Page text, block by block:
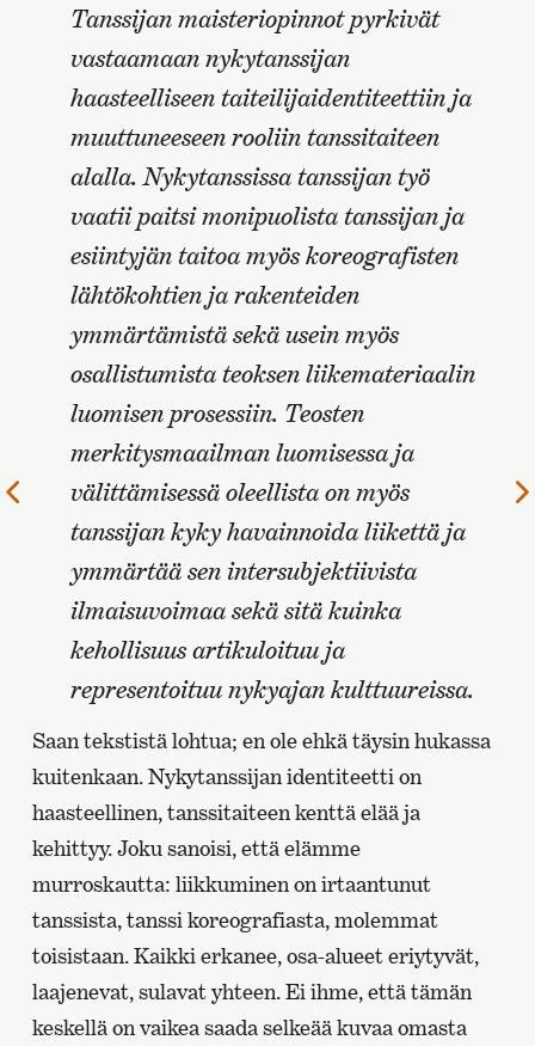
Tanssijan maisteriopinnot pyrkivät
vastaamaan nykytanssijan
haasteelliseen taiteilijaidentiteettiin ja
muuttuneeseen rooliin tanssitaiteen
alalla. Nykytanssissa tanssijan työ
vaatii paitsi monipuolista tanssijan ja
esiintyjän taitoa myös koreografisten
lähtökohtien ja rakenteiden
ymmärtämistä sekä usein myös
osallistumista teoksen liikemateriaalin
luomisen prosessiin. Teosten
merkitysmaailman luomisessa ja
välittämisessä oleellista on myös
tanssijan kyky havainnoida liikettä ja
ymmärtää sen intersubjektiivista
ilmaisuvoimaa sekä sitä kuinka
kehollisuus artikuloituu ja
representoituu nykyajan kulttuureissa.
Saan tekstistä lohtua; en ole ehkä täysin hukassa
kuitenkaan. Nykytanssijan identiteetti on
haasteellinen, tanssitaiteen kenttä elää ja
kehittyy. Joku sanoisi, että elämme
murroskautta: liikkuminen on irtaantunut
tanssista, tanssi koreografiasta, molemmat
toisistaan. Kaikki erkanee, osa-alueet eriytyvät,
laajenevat, sulavat yhteen. Ei ihme, että tämän
keskellä on vaikea saada selkeää kuvaa omasta
Edellinen